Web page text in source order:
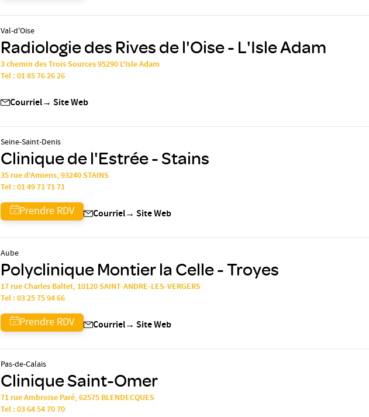
Val-d'Oise
Radiologie des Rives de l'Oise - L'Isle Adam
3 chemin des Trois Sources 95290 L'Isle Adam
Tel :01 85 76 26 26
Courriel→ Site Web
Seine-Saint-Denis
Clinique de l'Estrée - Stains
35 rue d'Amiens, 93240 STAINS
Tel :01 49 71 71 71
Prendre RDV Courriel→ Site Web
Aube
Polyclinique Montier la Celle - Troyes
17 rue Charles Baltet, 10120 SAINT-ANDRE-LES-VERGERS
Tel :03 25 75 94 66
Prendre RDV Courriel→ Site Web
Pas-de-Calais
Clinique Saint-Omer
71 rue Ambroise Paré, 62575 BLENDECQUES
Tel :03 64 54 70 70